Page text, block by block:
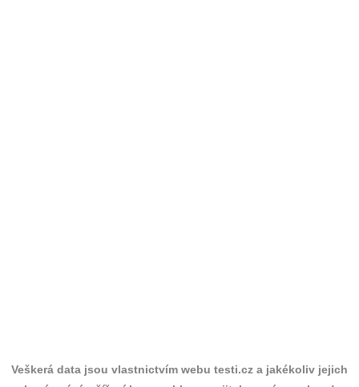
Veškerá data jsou vlastnictvím webu testi.cz a jakékoliv jejich